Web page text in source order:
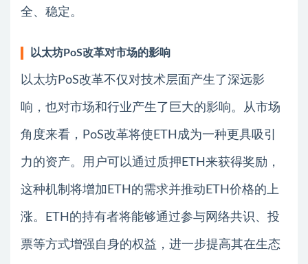
全、稳定。
以太坊PoS改革对市场的影响
以太坊PoS改革不仅对技术层面产生了深远影
响，也对市场和行业产生了巨大的影响。从市场
角度来看，PoS改革将使ETH成为一种更具吸引
力的资产。用户可以通过质押ETH来获得奖励，
这种机制将增加ETH的需求并推动ETH价格的上
涨。ETH的持有者将能够通过参与网络共识、投
票等方式增强自身的权益，进一步提高其在生态